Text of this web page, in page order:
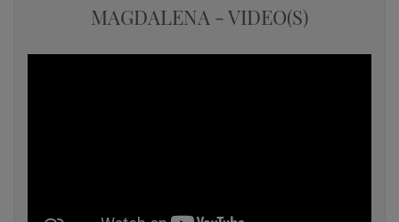
MAGDALENA - VIDEO(S)